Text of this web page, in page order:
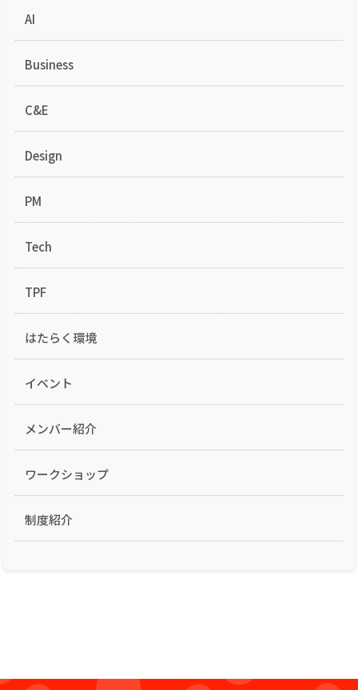
AI
Business
C&E
Design
PM
Tech
TPF
はたらく環境
イベント
メンバー紹介
ワークショップ
制度紹介